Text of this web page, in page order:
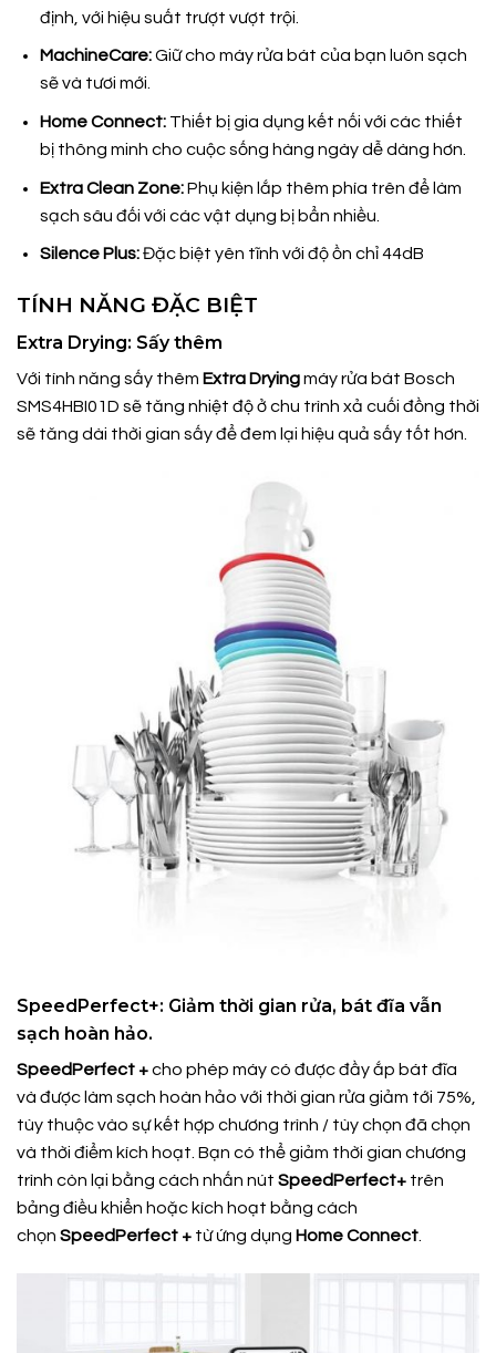
định, với hiệu suất trượt vượt trội.
MachineCare:Giữ cho máy rửa bát của bạn luôn sạch
sẽ và tươi mới.
Home Connect:Thiết bị gia dụng kết nối với các thiết
bị thông minh cho cuộc sống hàng ngày dễ dàng hơn.
Extra Clean Zone:Phụ kiện lắp thêm phía trên để làm
sạch sâu đối với các vật dụng bị bẩn nhiều.
Silence Plus:Đặc biệt yên tĩnh với độ ồn chỉ 44dB
TÍNH NĂNG ĐẶC BIỆT
Extra Drying: Sấy thêm
Với tính năng sấy thêm Extra Dryingmáy rửa bát Bosch
SMS4HBI01D sẽ tăng nhiệt độ ở chu trình xả cuối đồng thời
sẽ tăng dài thời gian sấy để đem lại hiệu quả sấy tốt hơn.
SpeedPerfect+: Giảm thời gian rửa, bát đĩa vẫn
sạch hoàn hảo.
SpeedPerfect +cho phép máy có được đầy ắp bát đĩa
và được làm sạch hoàn hảo với thời gian rửa giảm tới 75%,
tùy thuộc vào sự kết hợp chương trình / tùy chọn đã chọn
và thời điểm kích hoạt. Bạn có thể giảm thời gian chương
trình còn lại bằng cách nhấn nút SpeedPerfect+ trên
bảng điều khiển hoặc kích hoạt bằng cách
chọn SpeedPerfect + từ ứng dụng Home Connect